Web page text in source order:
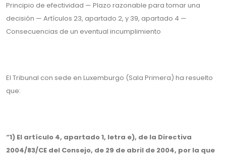
Principio de efectividad — Plazo razonable para tomar una
decisión — Artículos 23, apartado 2, y 39, apartado 4 —
Consecuencias de un eventual incumplimiento
El Tribunal con sede en Luxemburgo (Sala Primera) ha resuelto
que:
“1) El artículo 4, apartado 1, letra e), de la Directiva
2004/83/CE del Consejo, de 29 de abril de 2004, por la que